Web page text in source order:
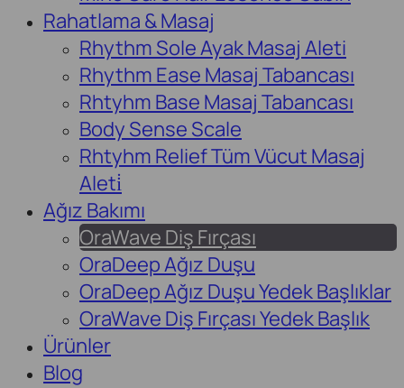
Rahatlama & Masaj
Rhythm Sole Ayak Masaj Aleti
Rhythm Ease Masaj Tabancası
Rhtyhm Base Masaj Tabancası
Body Sense Scale
Rhtyhm Relief Tüm Vücut Masaj
Aleti̇
Ağız Bakımı
OraWave Diş Fırçası
OraDeep Ağız Duşu
OraDeep Ağız Duşu Yedek Başlıklar
OraWave Diş Fırçası Yedek Başlık
Ürünler
Blog